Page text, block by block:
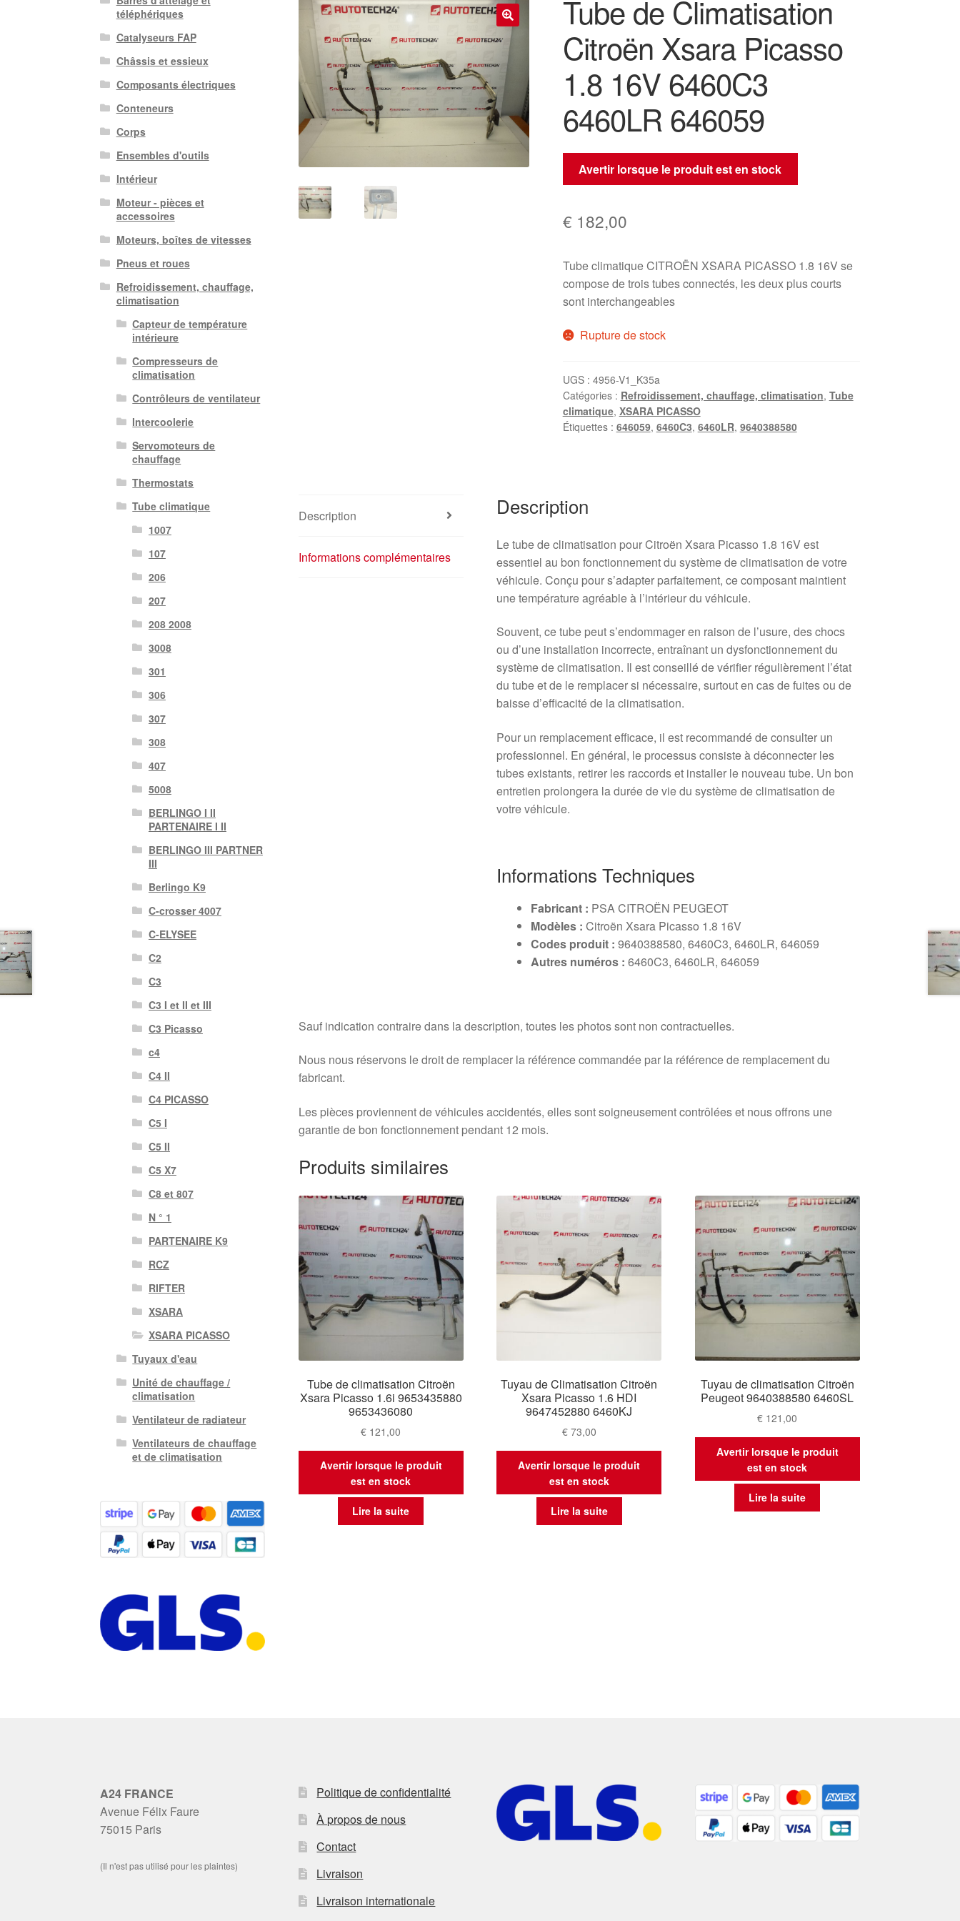
🔍
Tube de Climatisation
Citroën Xsara Picasso
1.8 16V 6460C3
6460LR 646059
Avertir lorsque le produit est en stock
€ 182,00
Tube climatique CITROËN XSARA PICASSO 1.8 16V se
compose de trois tubes connectés, les deux plus courts
sont interchangeables
Rupture de stock
UGS : 4956-V1_K35a
Catégories : Refroidissement, chauffage, climatisation, Tube
climatique, XSARA PICASSO
Étiquettes : 646059, 6460C3, 6460LR, 9640388580
Description
Informations complémentaires
Description
Le tube de climatisation pour Citroën Xsara Picasso 1.8 16V est
essentiel au bon fonctionnement du système de climatisation de votre
véhicule. Conçu pour s’adapter parfaitement, ce composant maintient
une température agréable à l’intérieur du véhicule.
Souvent, ce tube peut s’endommager en raison de l’usure, des chocs
ou d’une installation incorrecte, entraînant un dysfonctionnement du
système de climatisation. Il est conseillé de vérifier régulièrement l’état
du tube et de le remplacer si nécessaire, surtout en cas de fuites ou de
baisse d’efficacité de la climatisation.
Pour un remplacement efficace, il est recommandé de consulter un
professionnel. En général, le processus consiste à déconnecter les
tubes existants, retirer les raccords et installer le nouveau tube. Un bon
entretien prolongera la durée de vie du système de climatisation de
votre véhicule.
Informations Techniques
Fabricant : PSA CITROËN PEUGEOT
Modèles : Citroën Xsara Picasso 1.8 16V
Codes produit : 9640388580, 6460C3, 6460LR, 646059
Autres numéros : 6460C3, 6460LR, 646059
Sauf indication contraire dans la description, toutes les photos sont non contractuelles.
Nous nous réservons le droit de remplacer la référence commandée par la référence de remplacement du
fabricant.
Les pièces proviennent de véhicules accidentés, elles sont soigneusement contrôlées et nous offrons une
garantie de bon fonctionnement pendant 12 mois.
Produits similaires
Tube de climatisation Citroën
Xsara Picasso 1.6i 9653435880
9653436080
€ 121,00
Avertir lorsque le produit
est en stock
Lire la suite
Tuyau de Climatisation Citroën
Xsara Picasso 1.6 HDI
9647452880 6460KJ
€73,00
Avertir lorsque le produit
est en stock
Lire la suite
Tuyau de climatisation Citroën
Peugeot 9640388580 6460SL
€ 121,00
Avertir lorsque le produit
est en stock
Lire la suite
téléphériques
Catalyseurs FAP
Châssis et essieux
Composants électriques
Conteneurs
Corps
Ensembles d'outils
Intérieur
Moteur - pièces et
accessoires
Moteurs, boîtes de vitesses
Pneus et roues
Refroidissement, chauffage,
climatisation
Capteur de température
intérieure
Compresseurs de
climatisation
Contrôleurs de ventilateur
Intercoolerie
Servomoteurs de
chauffage
Thermostats
Tube climatique
1007
107
206
207
208 2008
3008
301
306
307
308
407
5008
BERLINGO I II
PARTENAIRE I II
BERLINGO III PARTNER
III
Berlingo K9
C-crosser 4007
C-ELYSEE
C2
C3
C3 I et II et III
C3 Picasso
c4
C4 II
C4 PICASSO
C5 I
C5 II
C5 X7
C8 et 807
N ° 1
PARTENAIRE K9
RCZ
RIFTER
XSARA
XSARA PICASSO
Tuyaux d'eau
Unité de chauffage /
climatisation
Ventilateur de radiateur
Ventilateurs de chauffage
et de climatisation
A24 FRANCE
Avenue Félix Faure
75015 Paris
(Il n'est pas utilisé pour les plaintes)
Politique de confidentialité
À propos de nous
Contact
Livraison
Livraison internationale